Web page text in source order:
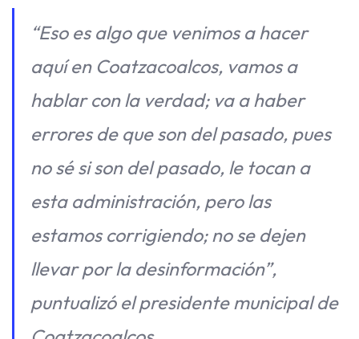
“Eso es algo que venimos a hacer
aquí en Coatzacoalcos, vamos a
hablar con la verdad; va a haber
errores de que son del pasado, pues
no sé si son del pasado, le tocan a
esta administración, pero las
estamos corrigiendo; no se dejen
llevar por la desinformación”,
puntualizó el presidente municipal de